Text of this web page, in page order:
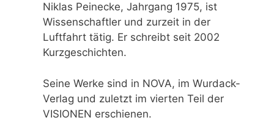
Niklas Peinecke, Jahrgang 1975, ist
Wissenschaftler und zurzeit in der
Luftfahrt tätig. Er schreibt seit 2002
Kurzgeschichten.
Seine Werke sind in NOVA, im Wurdack-
Verlag und zuletzt im vierten Teil der
VISIONEN erschienen.